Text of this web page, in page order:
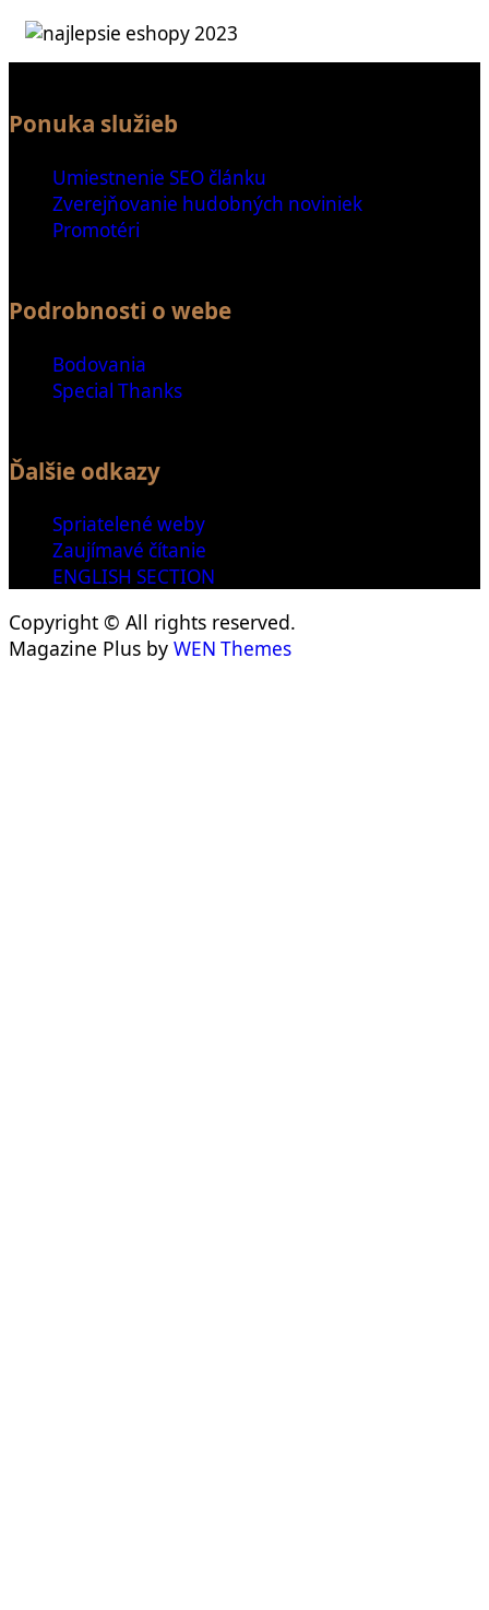
Ponuka služieb
Umiestnenie SEO článku
Zverejňovanie hudobných noviniek
Promotéri
Podrobnosti o webe
Bodovania
Special Thanks
Ďalšie odkazy
Spriatelené weby
Zaujímavé čítanie
ENGLISH SECTION
Copyright © All rights reserved.
Magazine Plus by WEN Themes